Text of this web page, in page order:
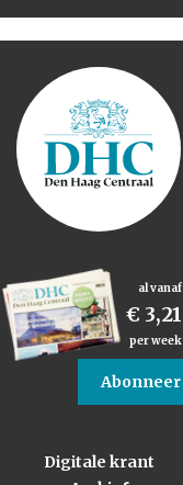
al vanaf
€ 3,21
per week
Abonneer
Digitale krant